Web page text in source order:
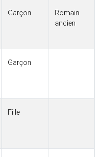
Garçon
Romain
ancien
Garçon
Fille